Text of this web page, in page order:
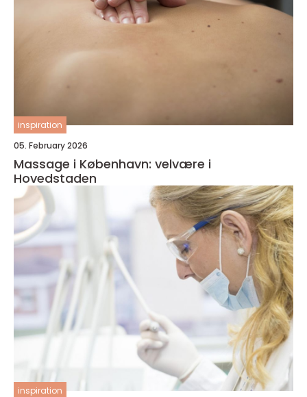
inspiration
05. February 2026
Massage i København: velvære i
Hovedstaden
inspiration